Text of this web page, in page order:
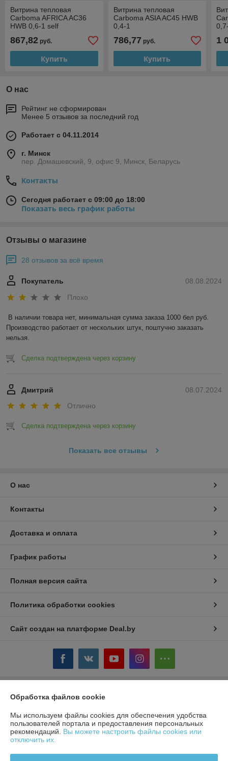
Витрина тепловая
Carboma AFRICA AC36
HWB 0,6-1 self
867,82 руб.
Купить
Витрина тепловая
Carboma ASIA AC45 HWB
0,4-1
786,77 руб.
Купить
1
О нас
Рейтинг не сформирован
Менее 5 отзывов за последний год
Работает с 04.11.2014
г. Минск
пер. Домашевский, 9, офис 9, Минск, Беларусь
Контакты
Сегодня работает с 09:00 до 18:00
Показать весь график работы
Отзывы о магазине
28 отзывов за всё время
08.08.2024
Покупатель
Плохо
В наличии товара нет, минимальная сумма заказа 1000 бел руб.
Производство работает от нескольких штук, поштучно заказать
нельзя.
Сделка подтверждена через корзину
08.07.2024
Дмитрий
Отлично
Сделка подтверждена через корзину
Показать все отзывы
О нас
Контакты
Доставка и оплата
График работы
Полная версия сайта
Политика обработки cookies
Сайт создан на платформе Deal.by
Информация для покупателя
Юридическое лицо:ЧТУП «БелТоргХолод»
220036, Республика Беларусь, г.Минск, пер. Домашевский, 9-9
Регистрационный номер ЕГР: 190859074
УНП: 190859074
Обработка файлов cookie
Мы используем файлы cookies для обеспечения удобства
пользователей портала и предоставления персональных
рекомендаций. Вы можете настроить файлы cookies или
отключить их.